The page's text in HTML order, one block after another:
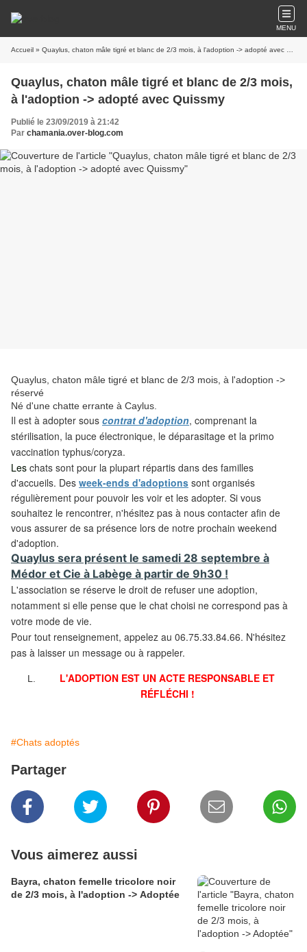
MENU
Accueil » Quaylus, chaton mâle tigré et blanc de 2/3 mois, à l'adoption -> adopté avec Quissmy
Quaylus, chaton mâle tigré et blanc de 2/3 mois,
à l'adoption -> adopté avec Quissmy
Publié le 23/09/2019 à 21:42
Par chamania.over-blog.com
Quaylus, chaton mâle tigré et blanc de 2/3 mois, à l'adoption ->
réservé
Né d'une chatte errante à Caylus.
Il est à adopter sous contrat d'adoption, comprenant la
stérilisation, la puce électronique, le déparasitage et la primo
vaccination typhus/coryza.
Les chats sont pour la plupart répartis dans des familles
d'accueils. Des week-ends d'adoptions sont organisés
régulièrement pour pouvoir les voir et les adopter. Si vous
souhaitez le rencontrer, n'hésitez pas à nous contacter afin de
vous assurer de sa présence lors de notre prochain weekend
d'adoption.
Quaylus sera présent le samedi 28 septembre à
Médor et Cie à Labège à partir de 9h30 !
L'association se réserve le droit de refuser une adoption,
notamment si elle pense que le chat choisi ne correspond pas à
votre mode de vie.
Pour tout renseignement, appelez au 06.75.33.84.66. N'hésitez
pas à laisser un message ou à rappeler.
L'ADOPTION EST UN ACTE RESPONSABLE ET
RÉFLÉCHI !
#Chats adoptés
Partager
Vous aimerez aussi
Bayra, chaton femelle tricolore noir
de 2/3 mois, à l'adoption -> Adoptée